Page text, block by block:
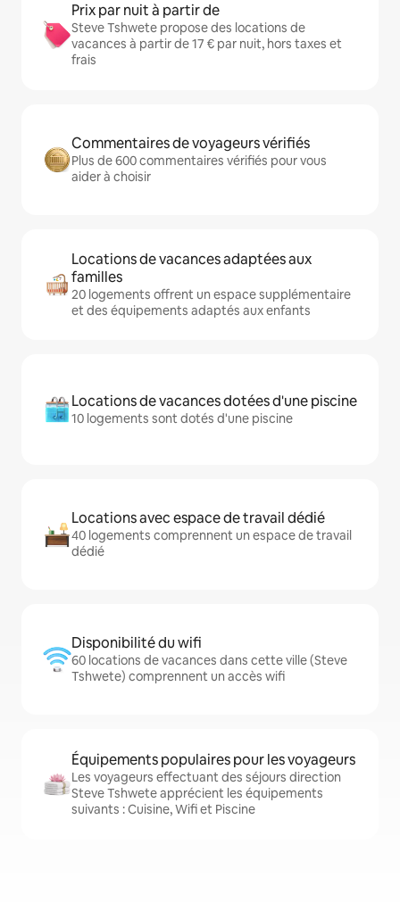
Prix par nuit à partir de
Steve Tshwete propose des locations de
vacances à partir de 17 € par nuit, hors taxes et
frais
Commentaires de voyageurs vérifiés
Plus de 600 commentaires vérifiés pour vous
aider à choisir
Locations de vacances adaptées aux
familles
20 logements offrent un espace supplémentaire
et des équipements adaptés aux enfants
Locations de vacances dotées d'une piscine
10 logements sont dotés d'une piscine
Locations avec espace de travail dédié
40 logements comprennent un espace de travail
dédié
Disponibilité du wifi
60 locations de vacances dans cette ville (Steve
Tshwete) comprennent un accès wifi
Équipements populaires pour les voyageurs
Les voyageurs effectuant des séjours direction
Steve Tshwete apprécient les équipements
suivants : Cuisine, Wifi et Piscine